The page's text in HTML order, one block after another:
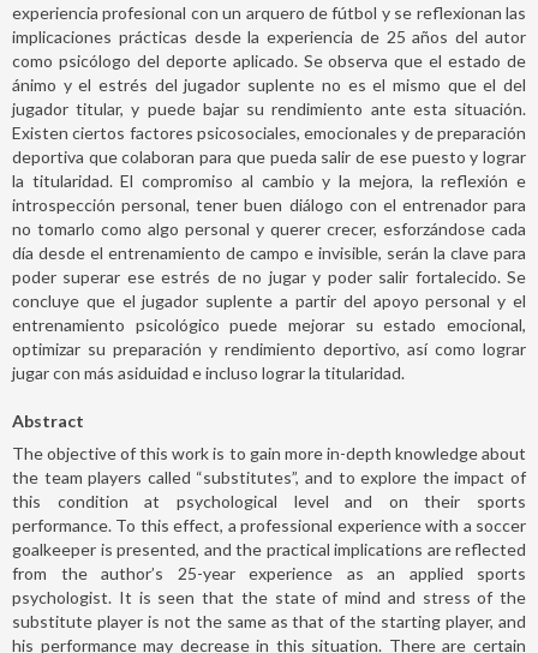
experiencia profesional con un arquero de fútbol y se reflexionan las
implicaciones prácticas desde la experiencia de 25 años del autor
como psicólogo del deporte aplicado. Se observa que el estado de
ánimo y el estrés del jugador suplente no es el mismo que el del
jugador titular, y puede bajar su rendimiento ante esta situación.
Existen ciertos factores psicosociales, emocionales y de preparación
deportiva que colaboran para que pueda salir de ese puesto y lograr
la titularidad. El compromiso al cambio y la mejora, la reflexión e
introspección personal, tener buen diálogo con el entrenador para
no tomarlo como algo personal y querer crecer, esforzándose cada
día desde el entrenamiento de campo e invisible, serán la clave para
poder superar ese estrés de no jugar y poder salir fortalecido. Se
concluye que el jugador suplente a partir del apoyo personal y el
entrenamiento psicológico puede mejorar su estado emocional,
optimizar su preparación y rendimiento deportivo, así como lograr
jugar con más asiduidad e incluso lograr la titularidad.
Abstract
The objective of this work is to gain more in-depth knowledge about
the team players called “substitutes”, and to explore the impact of
this condition at psychological level and on their sports
performance. To this effect, a professional experience with a soccer
goalkeeper is presented, and the practical implications are reflected
from the author’s 25-year experience as an applied sports
psychologist. It is seen that the state of mind and stress of the
substitute player is not the same as that of the starting player, and
his performance may decrease in this situation. There are certain